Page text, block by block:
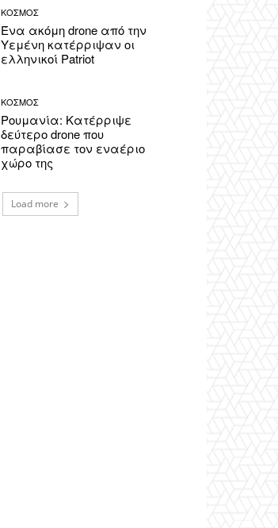
ΚΟΣΜΟΣ
Ένα ακόμη drone από την
Υεμένη κατέρριψαν οι
ελληνικοί Patriot
ΚΟΣΜΟΣ
Ρουμανία: Κατέρριψε
δεύτερο drone που
παραβίασε τον εναέριο
χώρο της
Load more